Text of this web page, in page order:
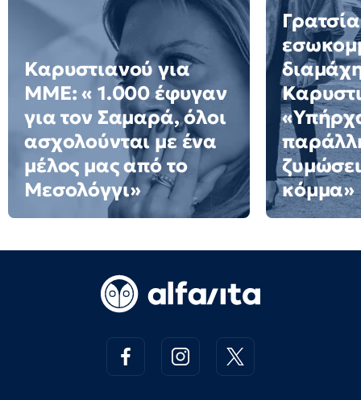
Καρυστιανού για
ΜΜΕ: « 1.000 έφυγαν
για τον Σαμαρά, όλοι
ασχολούνται με ένα
μέλος μας από το
Μεσολόγγι»
κόμμα»